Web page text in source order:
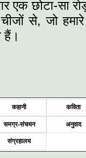
एक छोटा-सा
से, जो
हैं।
कहानी कविता
समग्र-संचयन अनुवाद
संग्रहालय